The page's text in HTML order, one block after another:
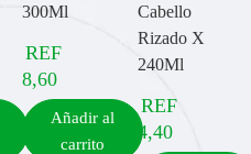
300Ml
REF
8,60
Añadir al
carrito
Cabello
Rizado X
240Ml
REF
4,40